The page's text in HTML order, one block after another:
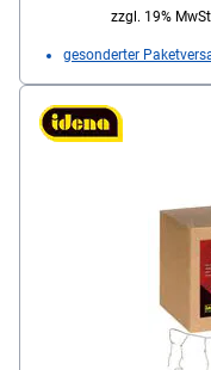
zzgl. 19%
gesonderter